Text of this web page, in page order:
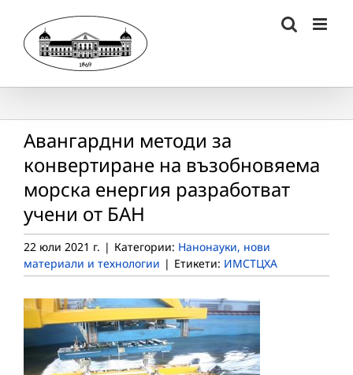
content
Авангардни методи за
конвертиране на възобновяема
морска енергия разработват
учени от БАН
22 юли 2021 г. | Категории: Нанонауки, нови
материали и технологии | Етикети: ИМСТЦХА